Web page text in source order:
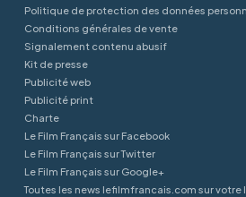
Politique de protection des données
Conditions générales de vente
Signalement contenu abusif
Kit de presse
Publicité web
Publicité print
Charte
Le Film Français sur Facebook
Le Film Français sur Twitter
Le Film Français sur Google+
Toutes les news lefilmfrancais.com sur votre